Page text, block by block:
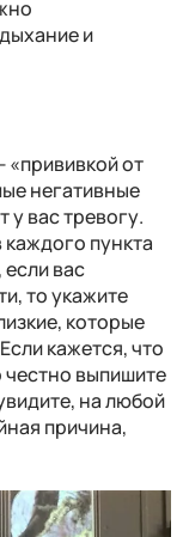
и
«прививкой от
негативные
вас тревогу.
пункта
вас
то укажите
которые
кажется, что
честно выпишите
на любой
причина,